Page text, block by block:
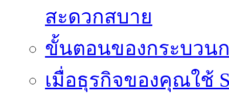
สะดวกสบาย
ขั้นตอนของกระบวน
เมื่อธุรกิจของคุณใช้